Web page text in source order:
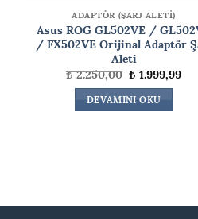
ADAPTÖR (ŞARJ ALETİ)
Asus ROG GL502VE /
/ FX502VE Orijinal Adaptör
Aleti
₺2.250,00Orijinal
fiyat:
₺ 2.250,00.
₺1.999,99Şu
DEVAMINI OKU